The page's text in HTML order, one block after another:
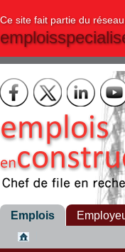
Ce site fait partie du
Emplois